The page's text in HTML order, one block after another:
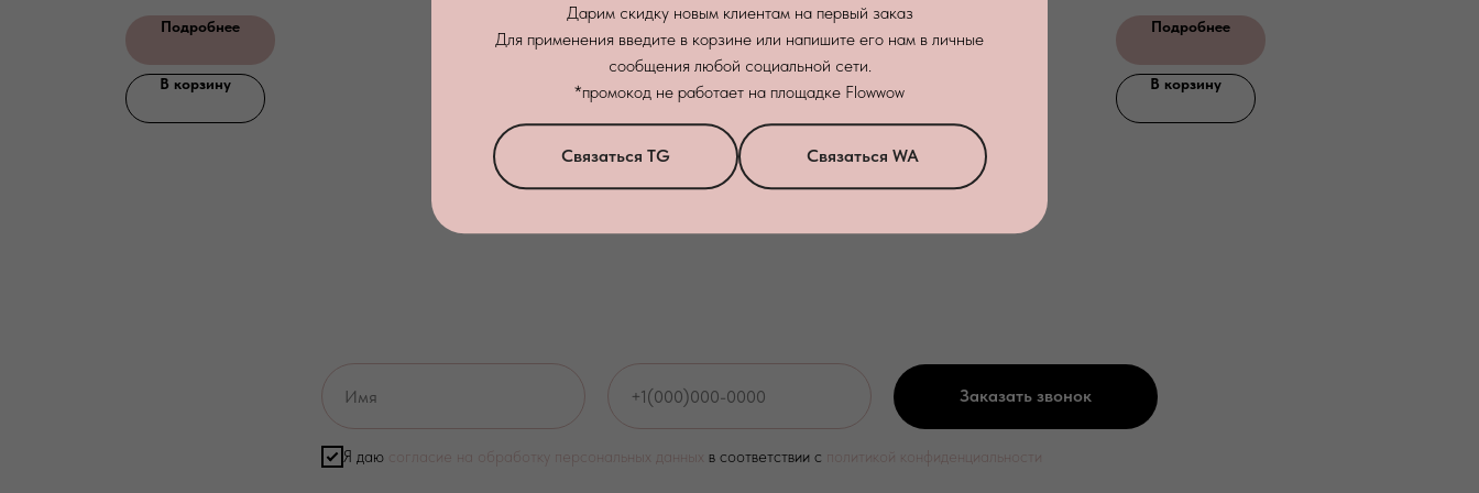
Дарим скидку новым клиентам на первый заказ
Для применения введите в корзине или напишите его нам в личные
сообщения любой социальной сети.
*промокод не работает на площадке Flowwow
Связаться TG Связаться WA
Подробнее
В корзину
Подробнее Подробнее
В корзину
Подробнее
В корзину
Я даю согласие на обработку персональных данных в соответствии с политикой конфиденциальности
Заказать звонок